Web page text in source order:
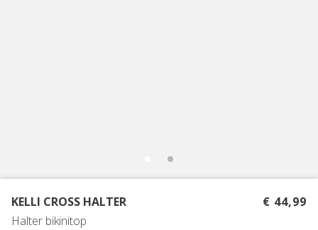
KELLI CROSS HALTER
Halter bikinitop
€ 44,99